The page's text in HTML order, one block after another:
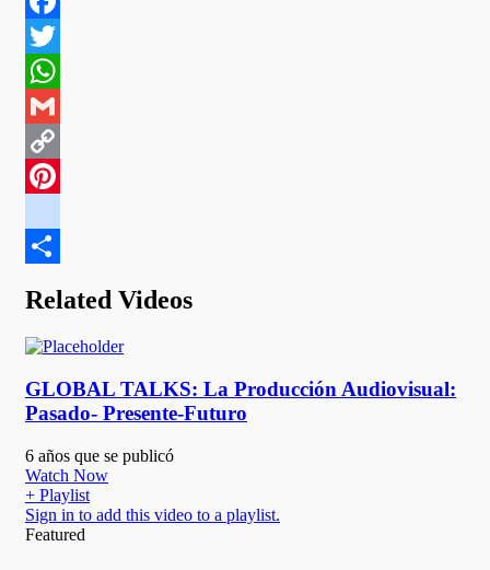
Facebook
Twitter
WhatsApp
Gmail
Copy
google_bookmarks
Related Videos
GLOBAL TALKS: La Producción Audiovisual:
Pasado- Presente-Futuro
6 años que se publicó
Watch Now
+ Playlist
Sign in to add this video to a playlist.
Featured